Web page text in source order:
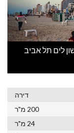
דירה
200 מ"ר
24 מ"ר